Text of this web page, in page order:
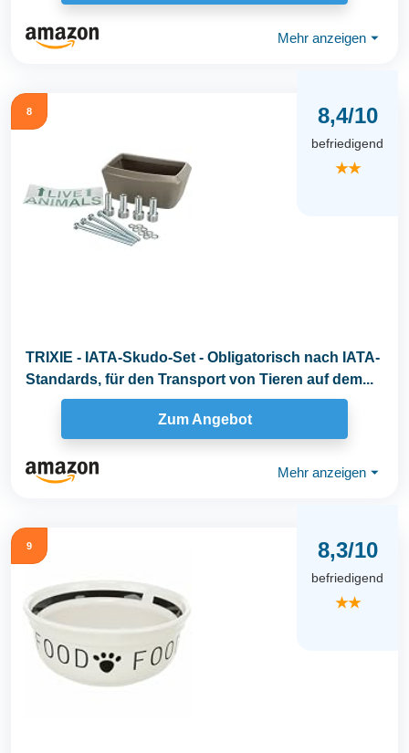
Mehr anzeigen ⏷
8 8,4/10
befriedigend
★★
TRIXIE - IATA-Skudo-Set - Obligatorisch nach IATA-
Standards, für den Transport von Tieren auf dem...
Zum Angebot
Mehr anzeigen ⏷
9 8,3/10
befriedigend
★★